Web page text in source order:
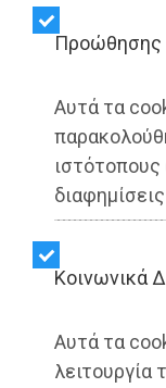
Προώθησης
Αυτά τα
Kοινωνικά
Αυτά τα
λειτουργία
▶️ Ακούστε το